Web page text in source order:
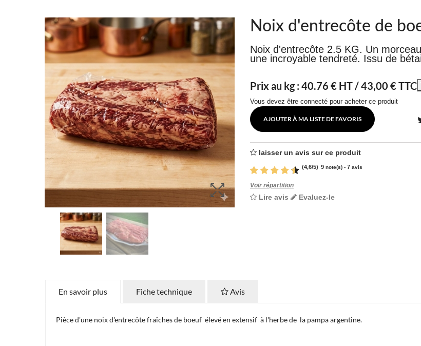
Noix d'entrecôte de
Noix d'entrecôte 2.5 KG. Un
une incroyable tendreté. Issu de
Prix au kg : 40.76 € HT /43,00 € TTC
Vous devez être connecté pour acheter ce produit
AJOUTER À MA LISTE DE FAVORIS
laisser un avis sur ce produit
(4,6/5) 9note(s) - 7avis
Voir répartition
Lire avis Evaluez-le
En savoir plus Fiche technique Avis
Pièce d'une noix d'entrecôte fraîches de boeuf élevé en extensif à l'herbe de la pampa argentine.